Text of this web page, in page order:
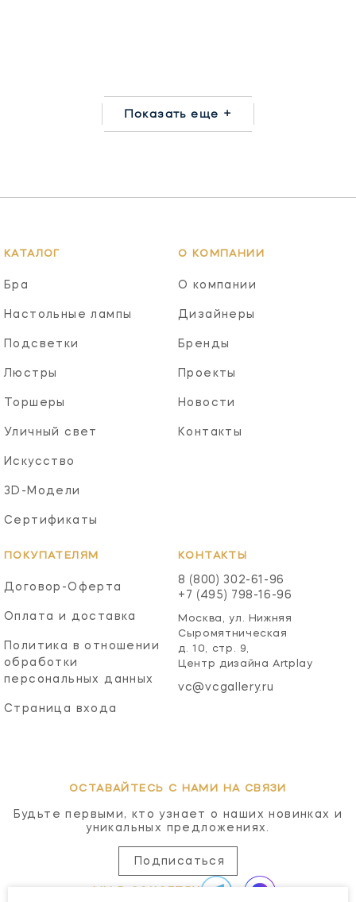
Показать еще +
КАТАЛОГ
Бра
Настольные лампы
Подсветки
Люстры
Торшеры
Уличный свет
Искусство
3D-Модели
Сертификаты
О КОМПАНИИ
О компании
Дизайнеры
Бренды
Проекты
Новости
Контакты
ПОКУПАТЕЛЯМ
Договор-Оферта
Оплата и доставка
Политика в отношении
обработки
персональных данных
Страница входа
КОНТАКТЫ
8 (800) 302-61-96
+7 (495) 798-16-96
Москва, ул. Нижняя
Сыромятническая
д. 10, стр. 9,
Центр дизайна Artplay
vc@vcgallery.ru
ОСТАВАЙТЕСЬ С НАМИ НА СВЯЗИ
Будьте первыми, кто узнает о наших новинках и
уникальных предложениях.
Подписаться